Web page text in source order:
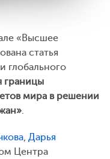
«Высшее
статья
глобального
границы
мира в решении
.
, Дарья
Центра